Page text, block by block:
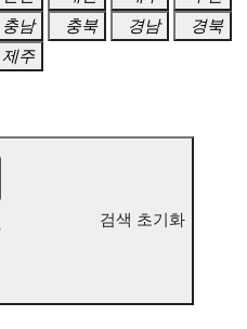
충남 충북 경남
경북
제주
검색 초기화